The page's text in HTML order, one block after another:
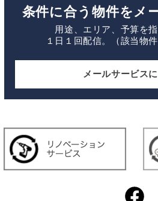
条件に合う物件をメ
用途、エリア、予算を指
１日１回配信。（該当物
メールサービス